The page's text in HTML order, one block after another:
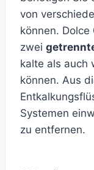
von
können.
zwei
kalte als auch
können. Aus
Systemen
zu entfernen.